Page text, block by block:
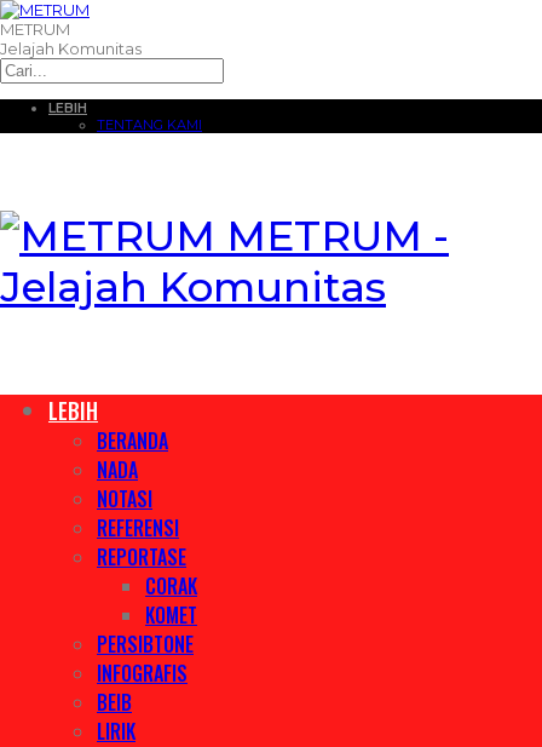
METRUM
Jelajah Komunitas
LEBIH
TENTANG KAMI
METRUM -
Jelajah Komunitas
LEBIH
BERANDA
NADA
NOTASI
REFERENSI
REPORTASE
CORAK
KOMET
PERSIBTONE
INFOGRAFIS
BEIB
LIRIK